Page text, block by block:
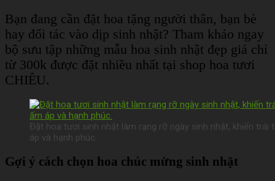
Bạn đang cần đặt hoa tặng người thân, bạn bè
hay đối tác vào dịp sinh nhật? Tham khảo ngay
bộ sưu tập những mẫu hoa sinh nhật đẹp giá chỉ
từ 300k được đặt nhiều nhất tại shop hoa tươi
CHIÊU.
Đặt hoa tươi sinh nhật làm rạng rỡ ngày sinh nhật, khiến trái
áp và hạnh phúc.
Gợi ý cách chọn hoa chúc mừng sinh nhật